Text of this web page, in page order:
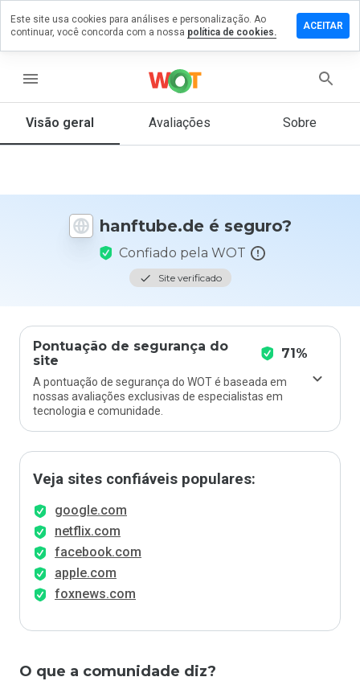
menu
Visão geral Avaliações Sobre
hanftube.de é seguro?
Confiado pela WOT
Site verificado
Pontuação de segurança do
site
71%
A pontuação de segurança do WOT é baseada em
nossas avaliações exclusivas de especialistas em
tecnologia e comunidade.
Veja sites confiáveis populares:
google.com
netflix.com
facebook.com
apple.com
foxnews.com
O que a comunidade diz?
um
que
Este site usa cookies para análises e personalização. Ao
continuar, você concorda com a nossa política de cookies.
ACEITAR